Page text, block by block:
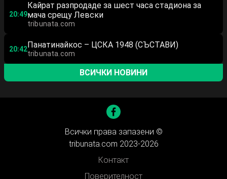
20:49
Кайрат разпродаде за шест часа стадиона за
мача срещу Левски
tribunata.com
20:42Панатинайкос – ЦСКА 1948 (СЪСТАВИ)
tribunata.com
ВСИЧКИ НОВИНИ
Всички права запазени ©
tribunata.com 2023-2026
Контакт
Поверителност